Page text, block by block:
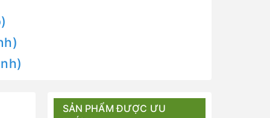
SẢN PHẨM ĐƯỢC ƯU